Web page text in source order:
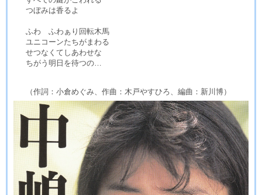
つぼみは香るよ
ふわ ふわぁり回転木馬
ユニコーンたちがまわる
せつなくてしあわせな
ちがう明日を待つの…
（作詞：小倉めぐみ、作曲：木戸やすひろ、編曲：新川博）